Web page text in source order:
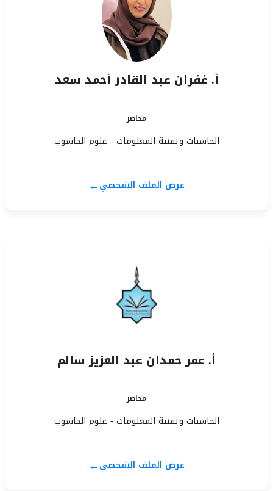
أ. غفران عبد القادر أحمد سعد
محاضر
الحاسبات وتقنية المعلومات - علوم الحاسوب
عرض الملف الشخصي←
أ. عمر حمدان عبد العزيز سالم
محاضر
الحاسبات وتقنية المعلومات - علوم الحاسوب
عرض الملف الشخصي←